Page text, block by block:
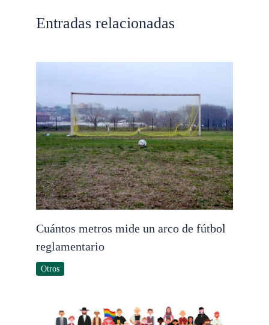
Entradas relacionadas
Cuántos metros mide un arco de fútbol
reglamentario
Otros